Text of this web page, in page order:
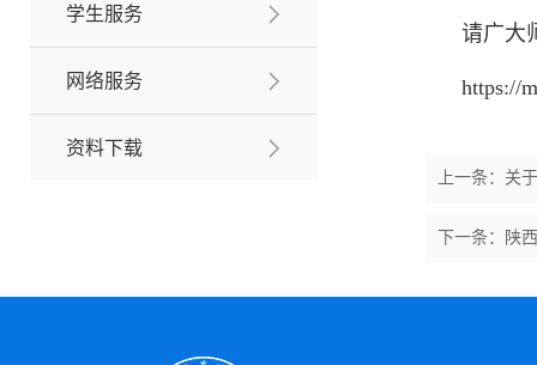
学生服务
网络服务
资料下载
请广大
https://
上一条： 关
下一条： 陕